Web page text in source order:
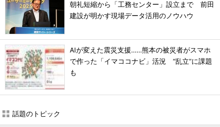
朝礼短縮から「工務センター」設立まで 前田
建設が明かす現場データ活用のノウハウ
AIが変えた震災支援……熊本の被災者がスマホ
で作った「イマココナビ」活況 “乱立”に課題
も
話題のトピック